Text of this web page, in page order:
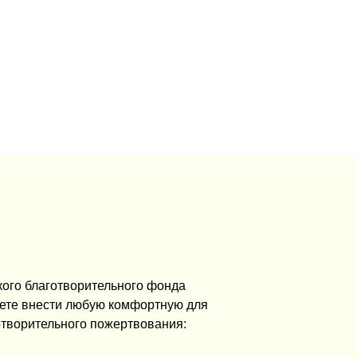
благотворительного фонда
внести любую комфортную для
пожертвования: